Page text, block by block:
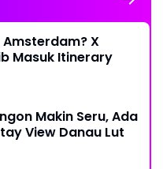
X
Masuk Itinerary
Makin Seru, Ada
View Danau Lut